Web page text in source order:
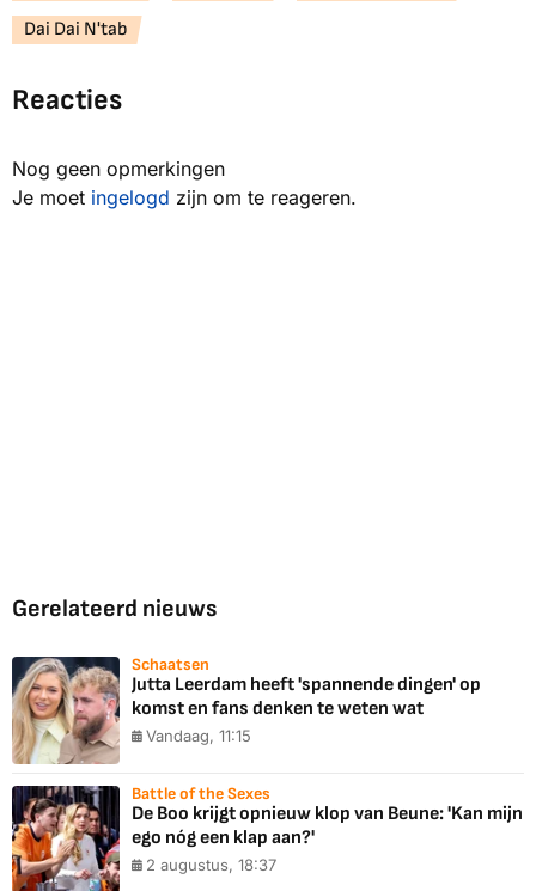
Dai Dai N'tab
Reacties
Nog geen opmerkingen
Je moet ingelogd zijn om te reageren.
Gerelateerd nieuws
Schaatsen
Jutta Leerdam heeft 'spannende dingen' op
komst en fans denken te weten wat
Vandaag, 11:15
Battle of the Sexes
De Boo krijgt opnieuw klop van Beune: 'Kan mijn
ego nóg een klap aan?'
2 augustus, 18:37